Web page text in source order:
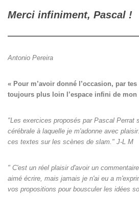
Merci infiniment, Pascal !
Antonio Pereira
« Pour m’avoir donné l’occasion, par
toujours plus loin l’espace infini de
"Les exercices proposés par Pascal Perrat
cérébrale à laquelle je m'adonne avec
ces textes sur les scènes de slam." J-L M
" C'est un réel plaisir d'avoir un
aimé écrire, mais jamais je n'ai eu a
vos propositions pour bousculer les idées